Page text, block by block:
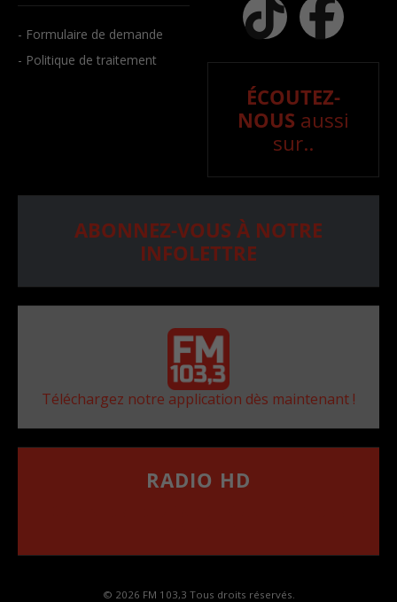
- Formulaire de demande
- Politique de traitement
ÉCOUTEZ-
NOUS aussi
sur..
ABONNEZ-VOUS À NOTRE
INFOLETTRE
Téléchargez notre application dès maintenant !
RADIO HD
© 2026 FM 103,3 Tous droits réservés.